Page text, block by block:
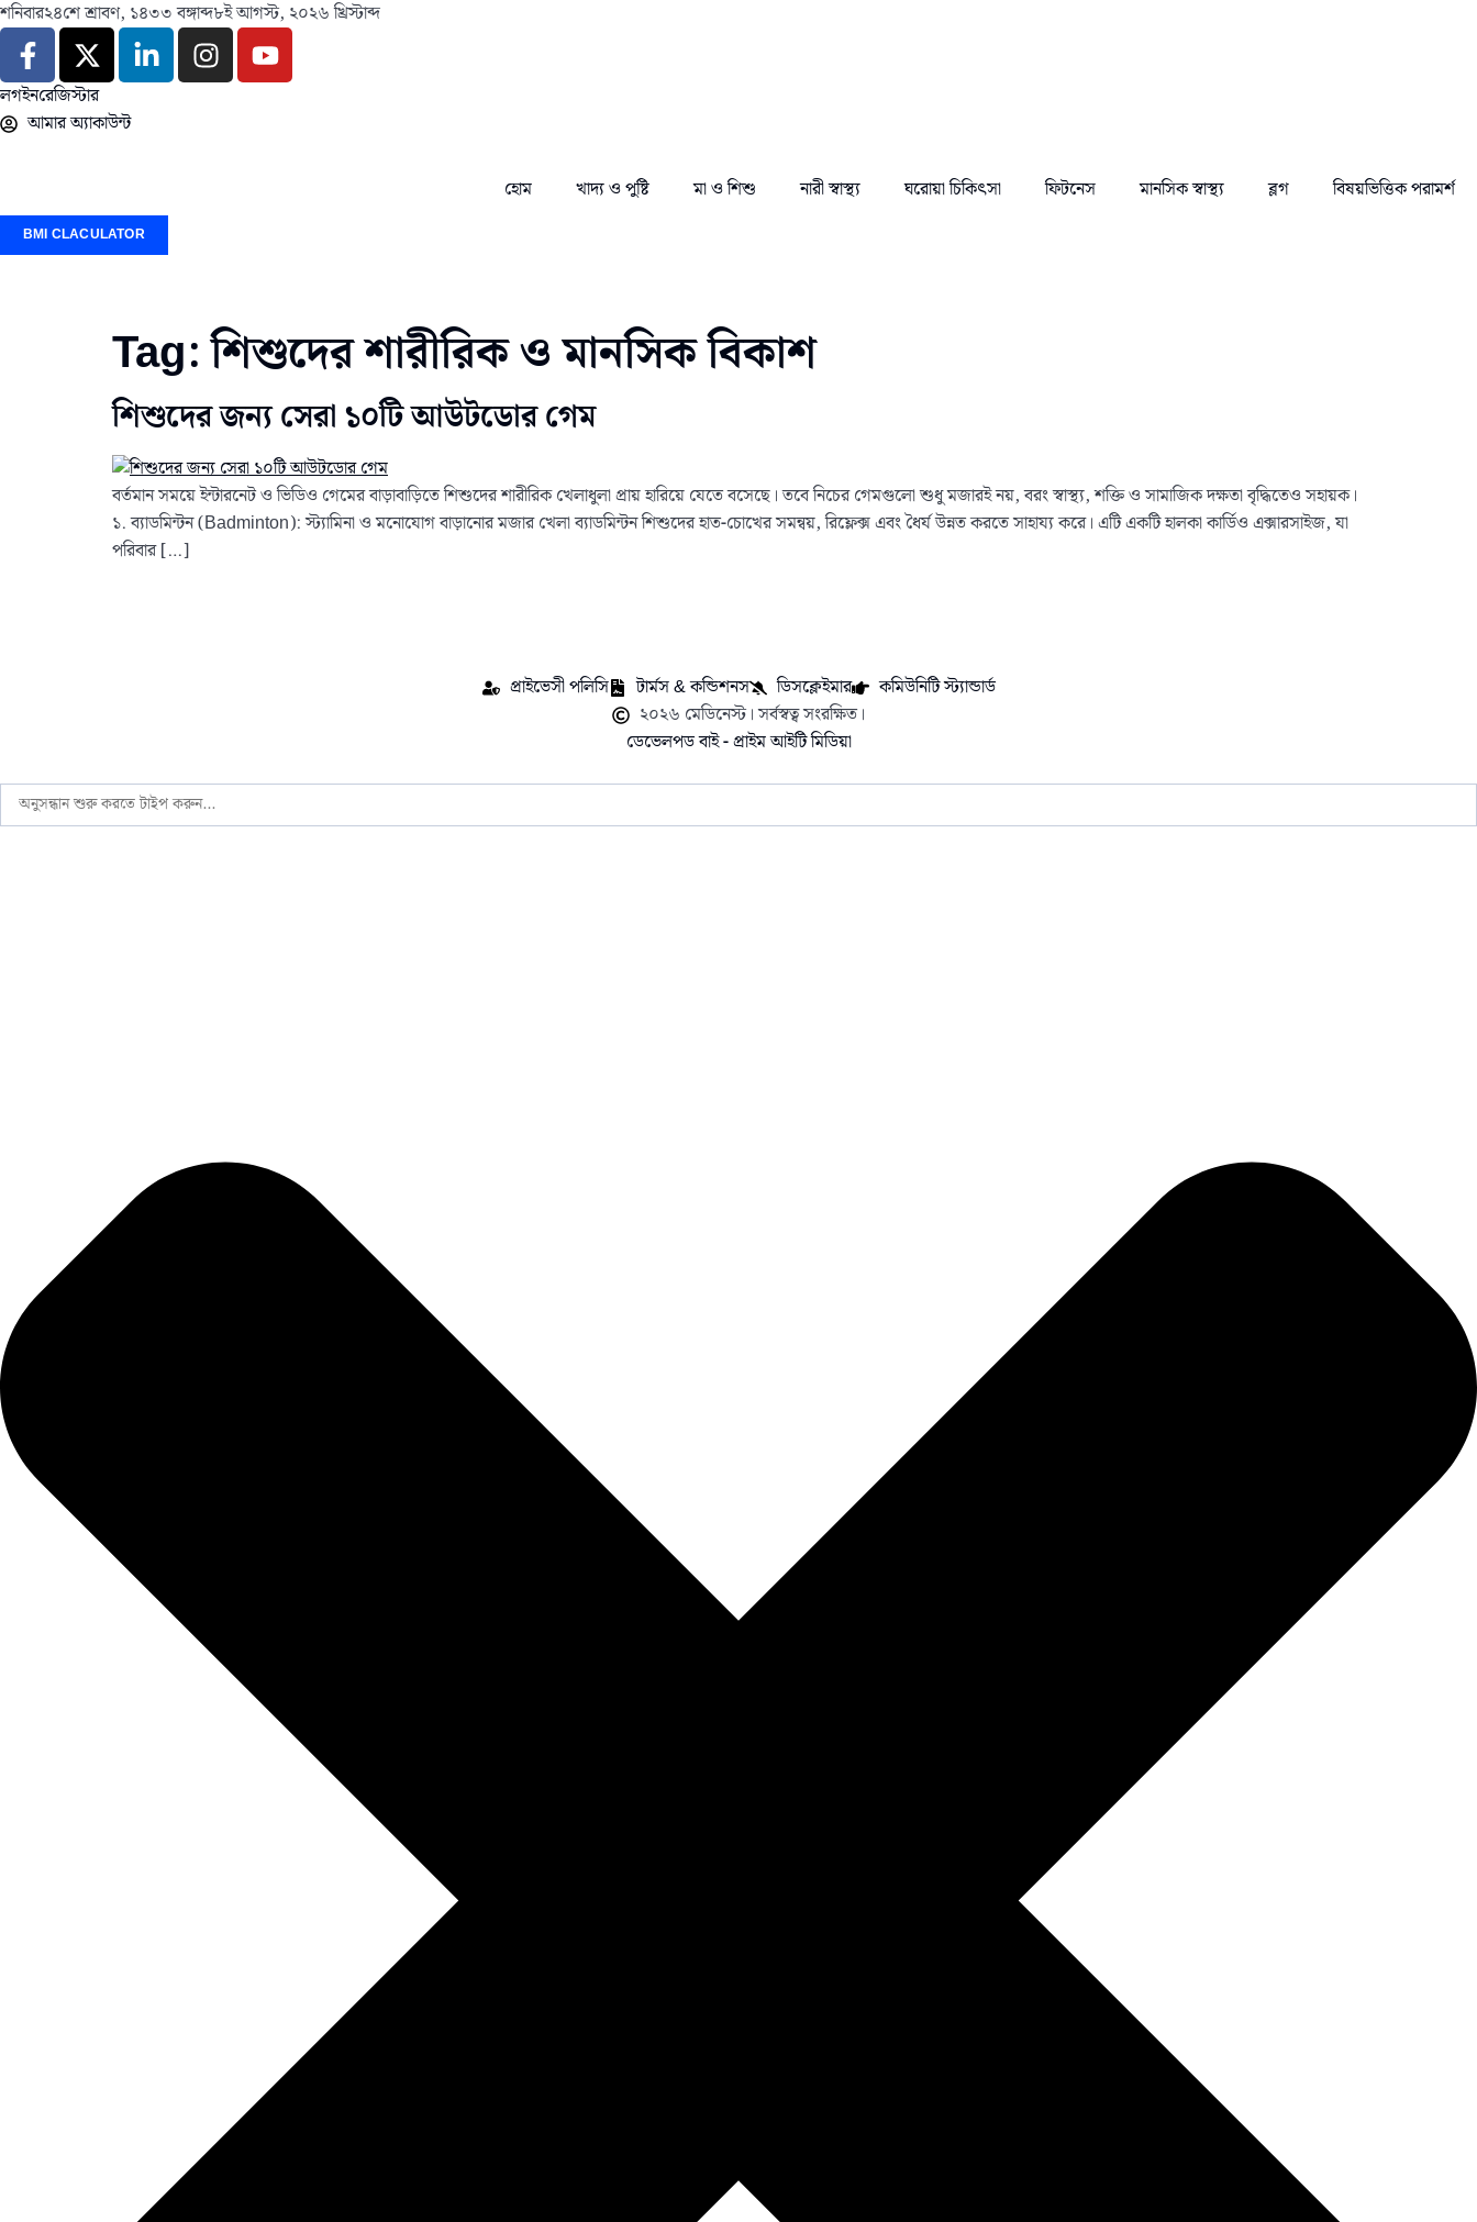
শনিবার২৪শে শ্রাবণ, ১৪৩৩ বঙ্গাব্দ৮ই আগস্ট, ২০২৬ খ্রিস্টাব্দ
লগইনরেজিস্টার
আমার অ্যাকাউন্ট
হোম খাদ্য ও পুষ্টি মা ও শিশু নারী স্বাস্থ্য ঘরোয়া চিকিৎসা ফিটনেস মানসিক স্বাস্থ্য ব্লগ বিষয়ভিত্তিক পরামর্শ
BMI CLACULATOR
Tag:শিশুদের শারীরিক ও মানসিক বিকাশ
শিশুদের জন্য সেরা ১০টি আউটডোর গেম
বর্তমান সময়ে ইন্টারনেট ও ভিডিও গেমের বাড়াবাড়িতে শিশুদের শারীরিক খেলাধুলা প্রায় হারিয়ে যেতে বসেছে। তবে নিচের গেমগুলো শুধু মজারই নয়, বরং স্বাস্থ্য, শক্তি ও সামাজিক দক্ষতা বৃদ্ধিতেও সহায়ক।
১. ব্যাডমিন্টন (Badminton): স্ট্যামিনা ও মনোযোগ বাড়ানোর মজার খেলা ব্যাডমিন্টন শিশুদের হাত-চোখের সমন্বয়, রিফ্লেক্স এবং ধৈর্য উন্নত করতে সাহায্য করে। এটি একটি হালকা কার্ডিও এক্সারসাইজ, যা
পরিবার […]
প্রাইভেসী পলিসি টার্মস & কন্ডিশনস ডিসক্লেইমার
কমিউনিটি স্ট্যান্ডার্ড
২০২৬ মেডিনেস্ট। সর্বস্বত্ব সংরক্ষিত।
ডেভেলপড বাই - প্রাইম আইটি মিডিয়া